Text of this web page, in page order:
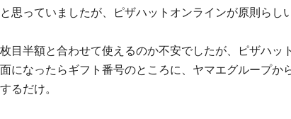
思っていましたが、ピザハットオンラインが原則らしい
目半額と合わせて使えるのか不安でしたが、ピザハッ
になったらギフト番号のところに、ヤマエグループか
るだけ。